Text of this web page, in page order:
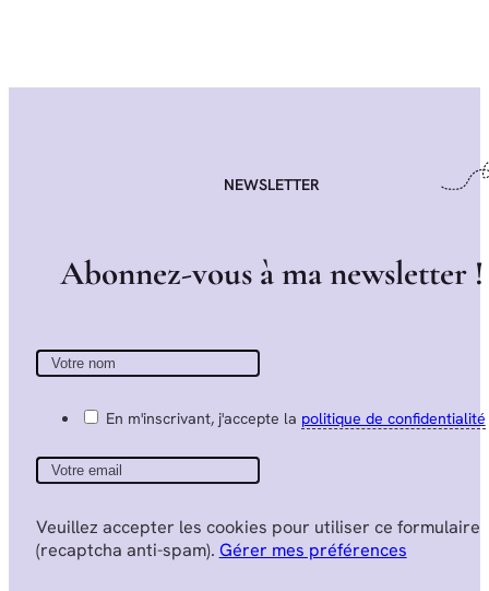
NEWSLETTER
Abonnez-vous àmanewsletter !
En m'inscrivant, j'accepte la politique de confidentialité
Veuillez accepter les cookies pour utiliser ce formulaire
(recaptcha anti-spam). Gérer mes préférences